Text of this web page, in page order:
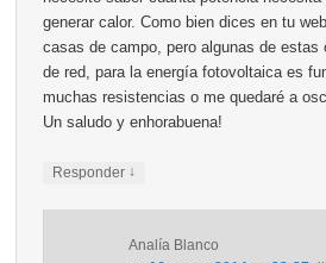
generar calor. Como bien dices en tu
casas de campo, pero algunas de estas
de red, para la energía fotovoltaica es
muchas resistencias o me quedaré a
Un saludo y enhorabuena!
Responder ↓
Analía Blanco